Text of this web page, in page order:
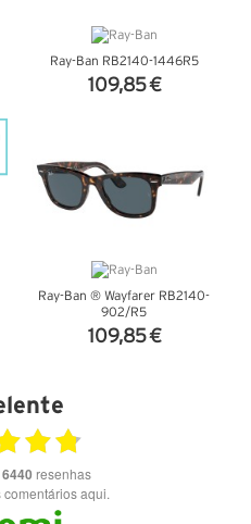
Ray-Ban RB2140-1446R5
109,85 €
Ray-Ban ® Wayfarer RB2140-
902/R5
109,85 €
6440 resenhas
comentários aqui.